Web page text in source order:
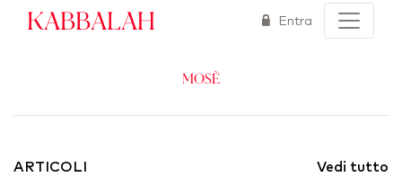
Kabbalah Entra
Mosè
ARTICOLI Vedi tutto